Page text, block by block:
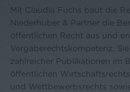
Mit Claudia Fuchs baut die
Niederhuber & Partner die
öffentlichen Recht aus und
Vergaberechtskompetenz.
zahlreicher Publikationen im
öffentlichen
und Wettbewerbsrechts